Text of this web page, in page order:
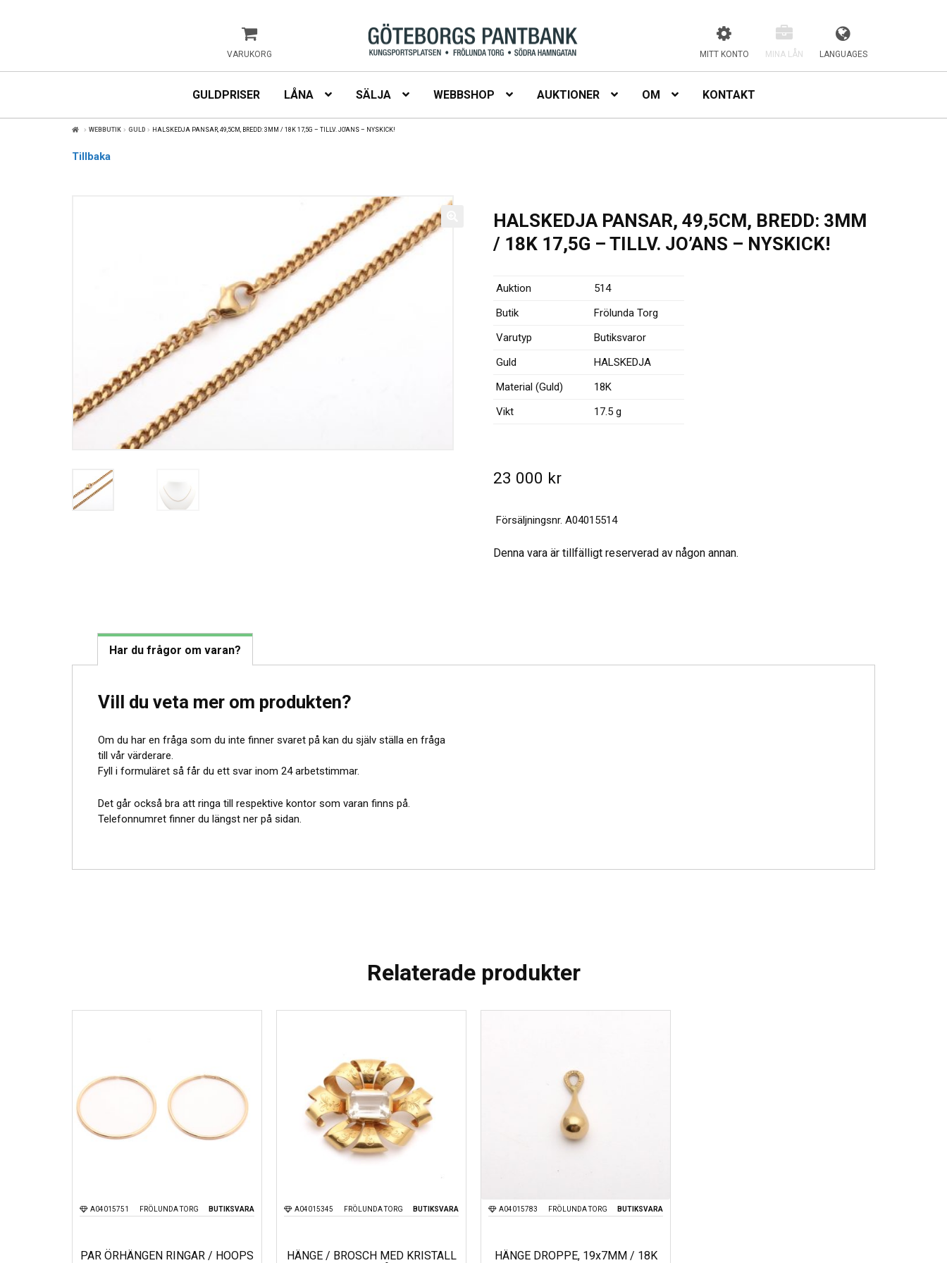
VARUKORG MITT KONTO MINA LÅN LANGUAGES
GULDPRISER LÅNA SÄLJA WEBBSHOP AUKTIONER OM KONTAKT
WEBBUTIK GULD HALSKEDJA PANSAR, 49,5CM, BREDD: 3MM / 18K 17,5G – TILLV. JO’ANS – NYSKICK!
Tillbaka
HALSKEDJA PANSAR, 49,5CM, BREDD: 3MM
/ 18K 17,5G – TILLV. JO’ANS – NYSKICK!
Auktion
514
Butik
Frölunda Torg
Varutyp
Butiksvaror
Guld
HALSKEDJA
Material (Guld)
18K
Vikt
17.5 g
23 000 kr
Försäljningsnr. A04015514
Denna vara är tillfälligt reserverad av någon annan.
Har du frågor om varan?
Vill du veta mer om produkten?
Om du har en fråga som du inte finner svaret på kan du själv ställa en fråga
till vår värderare.
Fyll i formuläret så får du ett svar inom 24 arbetstimmar.
Det går också bra att ringa till respektive kontor som varan finns på.
Telefonnumret finner du längst ner på sidan.
Relaterade produkter
FRÖLUNDA TORG
A04015751 BUTIKSVARA
PAR ÖRHÄNGEN RINGAR / HOOPS
FRÖLUNDA TORG
A04015345 BUTIKSVARA
HÄNGE / BROSCH MED KRISTALL
FRÖLUNDA TORG
A04015783 BUTIKSVARA
HÄNGE DROPPE, 19x7MM / 18K